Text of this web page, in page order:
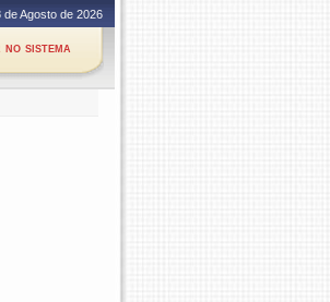
de Agosto de 2026
sistema